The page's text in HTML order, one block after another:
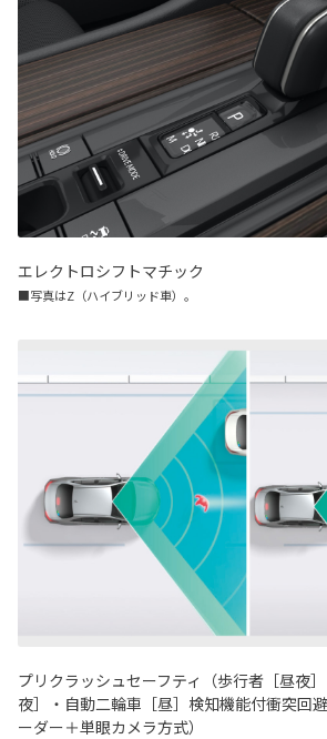
エレクトロシフトマチック
■写真はZ（ハイブリッド車）。
プリクラッシュセーフティ（歩行者［昼夜
夜］・自動二輪車［昼］検知機能付衝突回
ーダー＋単眼カメラ方式）